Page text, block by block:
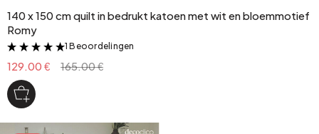
140 x 150 cm quilt in bedrukt katoen met wit en bloemmotief
Romy
&
1 Beoordelingen
129.00 € 165.00 €